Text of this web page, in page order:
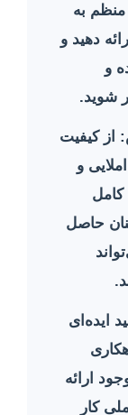
به
دهید و
و
شوید.
از کیفیت
و
حاصل
ایده‌ای
ارائه
کار